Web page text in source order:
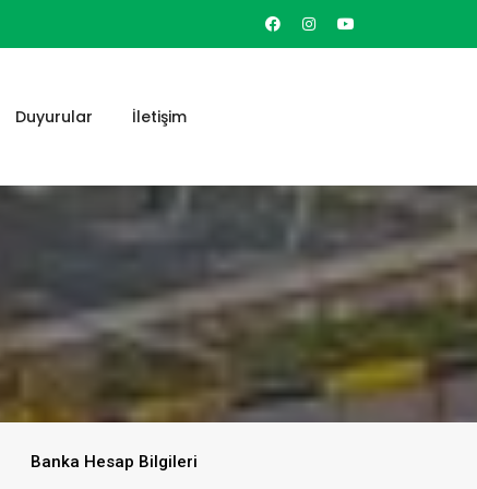
Duyurular İletişim
Banka Hesap Bilgileri